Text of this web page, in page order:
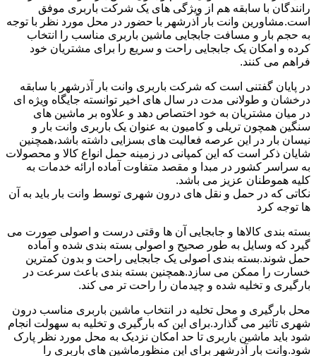
رانندگان با سابقه هم از ویژگی های یک شرکت باربری موفق
است.مشاورین وانت بار آذرشهر با حضور در محل مورد نظر با توجه
به حجم بار و مسافت جابجایی ماشین باربری مناسب را انتخاب
کرده و امکان یک جابجایی راحت و سریع را برای مشتریان خود
فراهم می کنند.
در پایان گفتنی است که شرکت باربری وانت بار آذرشهر با سابقه
درخشان و طولانی مدت در سال های اخیر توانسته جایگاه ویژه ای
در میان مشتریان به خود اختصاص دهد و علاوه بر ماشین های
سنگین همچون تریلی و کامیون به عنوان یک باربری وانت بار و
نیسان بار در این عرصه فعالیت های بسزایی داشته باشد،همچنین
شایان ذکر است که این کمپانی در زمینه حمل انواع کالا و محصولات
به سراسر کشور در مبدا و مقصد متفاوت آماده ارائه خدمات به
کلیه هموطنان عزیز می باشد.
نکاتی که در حمل و نقل های درون شهری توسط وانت بار باید به آن
ها توجه کرد
بسته بندی کالاها و جابجایی آن ها وقتی درست و اصولی صورت می
گیرد که وسایل به طور صحیح و اصولی بسته بندی شده و آماده
حمل شوند.بسته بندی اصولی یک جابجایی راحت و بدون کمترین
خسارت را ممکن می سازد.همچنین بسته بندی باعث سرعت در
بارگیری و تخلیه شده و چیدمان را راحت تر می کند.
محل بارگیری و محل تخلیه در انتخاب ماشین باربری مناسب درون
شهری تاثیر می گذارد.برای این که بارگیری و تخلیه به سهولت انجام
شود باید ماشین باربری تا حد امکان نزدیک به محل مورد نظر پارک
شود.وانت بار آذرشهر برای این منظورماشین های باربری را